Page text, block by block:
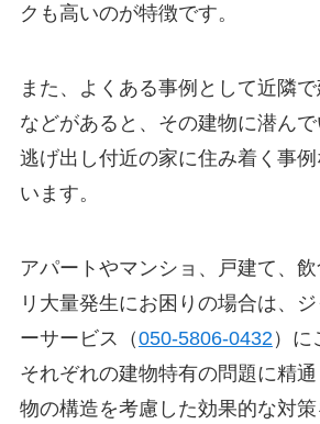
クも高いのが特徴です。
また、よくある事例として近隣
などがあると、その建物に潜ん
逃げ出し付近の家に住み着く事
います。
アパートやマンショ、戸建て、
リ大量発生にお困りの場合は、
ーサービス（050-5806-0432 ）に
それぞれの建物特有の問題に精
物の構造を考慮した効果的な対